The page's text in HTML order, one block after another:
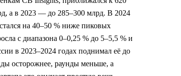
а в 2023 — до 285–300 млрд. В 2024
на 40–50 % ниже пиковых
с диапазона 0–0,25 % до 5–5,5 % и
в 2023–2024 годах поднимал её до
осторожнее, раунды меньше, а